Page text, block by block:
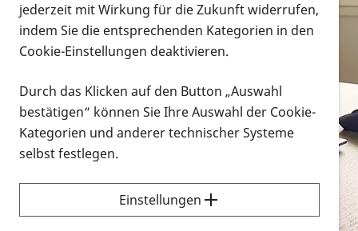
Infomaterial
Infomaterial
Vorlesen
Alle Infomaterialien in verschiedenen
Formaten an einem Ort
Sie möchten wissen, wie Sie nach Infonmaterial
suchen und dieses bestellen bzw. herunterladen
können? Schauen Sie sich dieErklärvideos zum
jederzeit mit Wirkung für die Zukunft widerrufen,
indem Sie die entsprechenden Kategorien in den
Cookie-Einstellungen deaktivieren.
Durch das Klicken auf den Button „Auswahl
bestätigen“ können Sie Ihre Auswahl der Cookie-
Kategorien und anderer technischer Systeme
selbst festlegen.
Einstellungen